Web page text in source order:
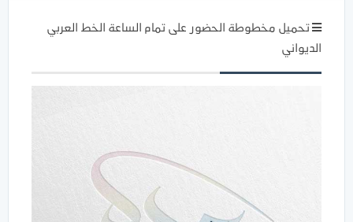
تحميل مخطوطة الحضور على تمام الساعة الخط العربي
الديواني